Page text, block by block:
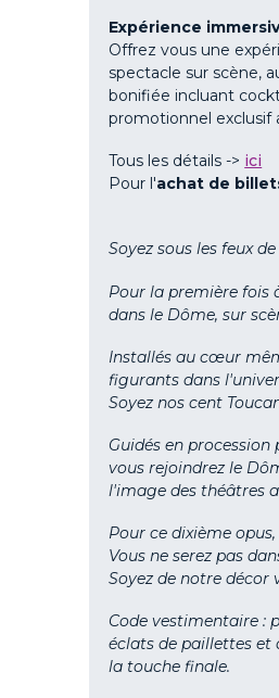
Expérience
Offrez vous une
spectacle sur scène,
bonifiée incluant
promotionnel exclusif
Tous les détails -> ici
Pour l'achat de
Soyez sous les feux
Pour la première fois
dans le Dôme, sur
Installés au cœur
figurants dans
Soyez nos cent
Guidés en
vous rejoindrez le
l'image des théâtres
Pour ce dixième
Vous ne serez pas
Soyez de notre décor
Code vestimentaire :
éclats de paillettes et
la touche finale.